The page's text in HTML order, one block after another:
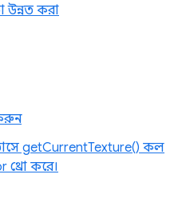
উন্নত করা
getCurrentTexture() কল
থ্রো করে।